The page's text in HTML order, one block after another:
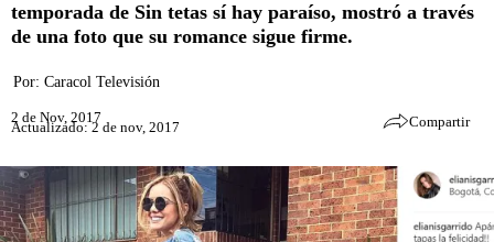
temporada de Sin tetas sí hay paraíso, mostró a través
de una foto que su romance sigue firme.
Por: Caracol Televisión
2 de Nov, 2017
Actualizado: 2 de nov, 2017 Compartir